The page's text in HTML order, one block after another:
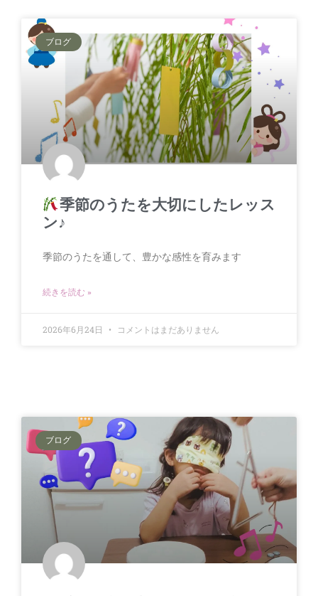
ブログ
季節のうたを大切にしたレッス
ン♪
季節のうたを通して、豊かな感性を育みます
続きを読む »
2026年6月24日 コメントはまだありません
ブログ